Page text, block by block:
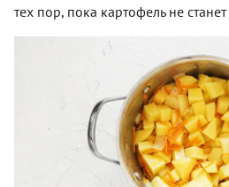
тех пор, пока картофель не